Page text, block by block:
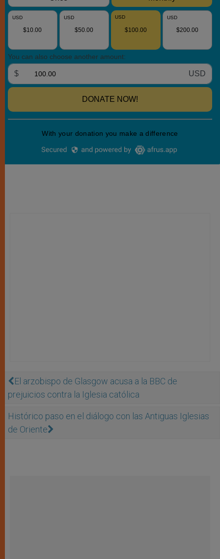
El arzobispo de Glasgow acusa a la BBC de
prejuicios contra la Iglesia católica
Histórico paso en el diálogo con las Antiguas Iglesias
de Oriente